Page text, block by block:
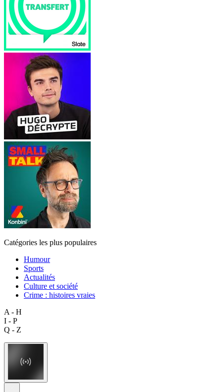
Catégories les plus populaires
Humour
Sports
Actualités
Culture et société
Crime : histoires vraies
A - H
I - P
Q - Z